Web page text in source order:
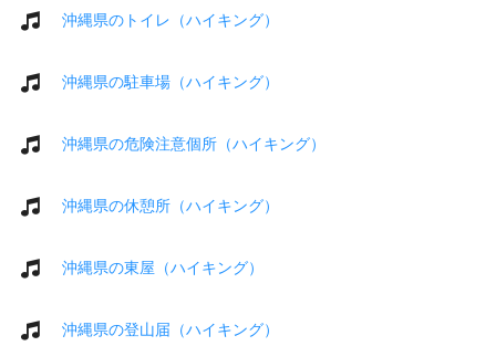
沖縄県のトイレ（ハイキング）
沖縄県の駐車場（ハイキング）
沖縄県の危険注意個所（ハイキング）
沖縄県の休憩所（ハイキング）
沖縄県の東屋（ハイキング）
沖縄県の登山届（ハイキング）